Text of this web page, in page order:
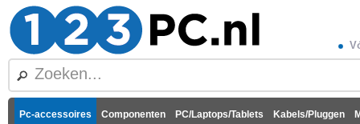
Pc-accessoires Componenten PC/Laptops/Tablets Kabels/Pluggen